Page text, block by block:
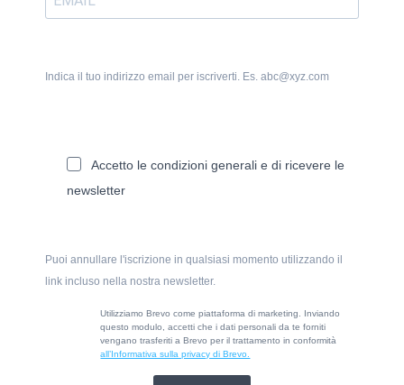
Indica il tuo indirizzo email per iscriverti. Es. abc@xyz.com
Accetto le condizioni generali e di ricevere le
newsletter
Puoi annullare l'iscrizione in qualsiasi momento utilizzando il
link incluso nella nostra newsletter.
Utilizziamo Brevo come piattaforma di marketing. Inviando
questo modulo, accetti che i dati personali da te forniti
vengano trasferiti a Brevo per il trattamento in conformità
all’Informativa sulla privacy di Brevo.